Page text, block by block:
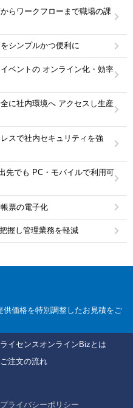
らワークフローまで職場の課
シンプルかつ便利に
ベントの オンライン化・効率
に社内環境へ アクセスし生産
スで社内セキュリティを強
先でも PC・モバイルで利用可
票の電子化
握し管理業務を軽減
供価格を特別調整したお見積をご
ライセンスオンラインBizとは
ご注文の流れ
プライバシーポリシー